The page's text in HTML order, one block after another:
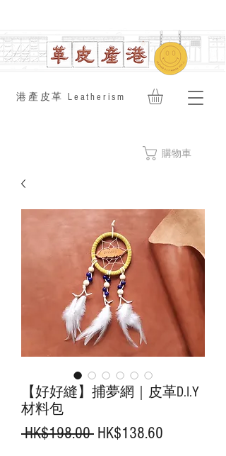
​港產皮革 Leatherism
購物車
【好好縫】捕夢網｜皮革D.I.Y
材料包
HK$198.00 一
HK$138.60